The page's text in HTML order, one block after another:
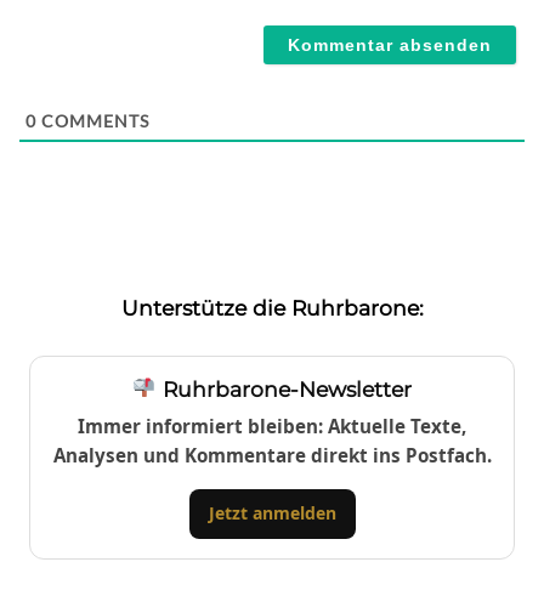
0 COMMENTS
Unterstütze die Ruhrbarone:
Ruhrbarone-Newsletter
Immer informiert bleiben: Aktuelle Texte,
Analysen und Kommentare direkt ins Postfach.
Jetzt anmelden